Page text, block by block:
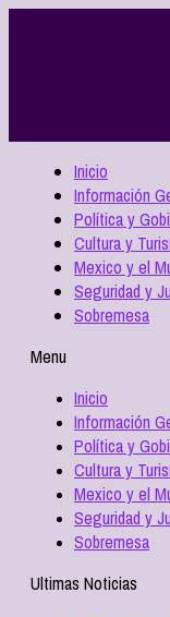
Inicio
Información
Política y
Cultura y
Mexico y el
Seguridad y
Sobremesa
Menu
Inicio
Información
Política y
Cultura y
Mexico y el
Seguridad y
Sobremesa
Ultimas Noticias